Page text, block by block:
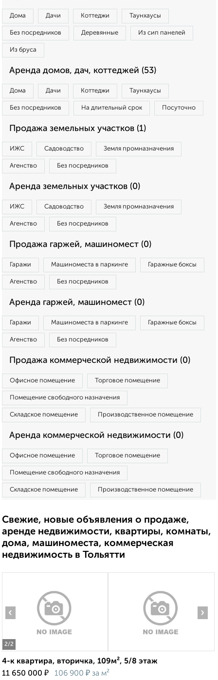
Дома Дачи Коттеджи Таунхаусы
Без посредников Деревянные Из сип панелей
Из бруса
Аренда домов, дач, коттеджей (53)
Дома Дачи Коттеджи Таунхаусы
Без посредников На длительный срок Посуточно
Продажа земельных участков (1)
ИЖС Садоводство Земля промназначения
Агенство Без посредников
Аренда земельных участков (0)
ИЖС Садоводство Земля промназначения
Агенство Без посредников
Продажа гаржей, машиномест (0)
Гаражи Машиноместа в паркинге Гаражные боксы
Агенство Без посредников
Аренда гаржей, машиномест (0)
Гаражи Машиноместа в паркинге Гаражные боксы
Агенство Без посредников
Продажа коммерческой недвижимости (0)
Офисное помещение Торговое помещение
Помещение свободного назначения
Складское помещение Производственное помещение
Аренда коммерческой недвижимости (0)
Офисное помещение Торговое помещение
Помещение свободного назначения
Складское помещение Производственное помещение
Свежие, новые объявления о продаже,
аренде недвижимости, квартиры, комнаты,
дома, машиноместа, коммерческая
недвижимость в Тольятти
2/2
‹ ›
4-к квартира, вторичка, 109м², 5/8 этаж
11 650 000 ₽ 106 900 ₽ за м²